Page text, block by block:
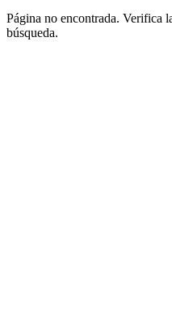
Página no encontrada. Verifica
búsqueda.